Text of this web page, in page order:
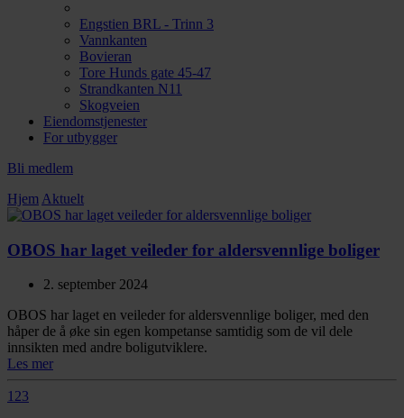
Engstien BRL - Trinn 3
Vannkanten
Bovieran
Tore Hunds gate 45-47
Strandkanten N11
Skogveien
Eiendomstjenester
For utbygger
Bli medlem
Hjem Aktuelt
OBOS har laget veileder for aldersvennlige boliger
2. september 2024
OBOS har laget en veileder for aldersvennlige boliger, med den
håper de å øke sin egen kompetanse samtidig som de vil dele
innsikten med andre boligutviklere.
Les mer
123